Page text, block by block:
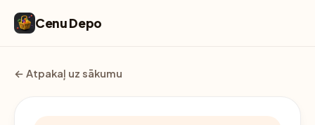
Cenu Depo
← Atpakaļ uz sākumu